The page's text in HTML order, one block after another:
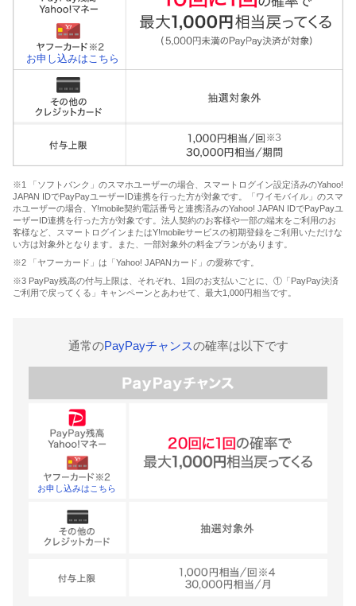
お申し込みはこちら
※1 「ソフトバンク」のスマホユーザーの場合、スマートログイン設定済みのYahoo!
JAPAN IDでPayPayユーザーID連携を行った方が対象です。「ワイモバイル」のスマ
ホユーザーの場合、Y!mobile契約電話番号と連携済みのYahoo! JAPAN IDでPayPayユ
ーザーID連携を行った方が対象です。法人契約のお客様や一部の端末をご利用のお
客様など、スマートログインまたはY!mobileサービスの初期登録をご利用いただけな
い方は対象外となります。また、一部対象外の料金プランがあります。
※2 「ヤフーカード」は「Yahoo! JAPANカード」の愛称です。
※3 PayPay残高の付与上限は、それぞれ、1回のお支払いごとに、①「PayPay決済
ご利用で戻ってくる」キャンペーンとあわせて、最大1,000円相当です。
通常のPayPayチャンスの確率は以下です
お申し込みはこちら